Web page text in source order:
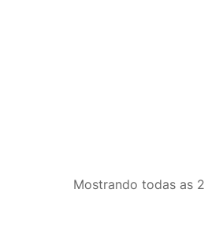
Mostrando todas as 2